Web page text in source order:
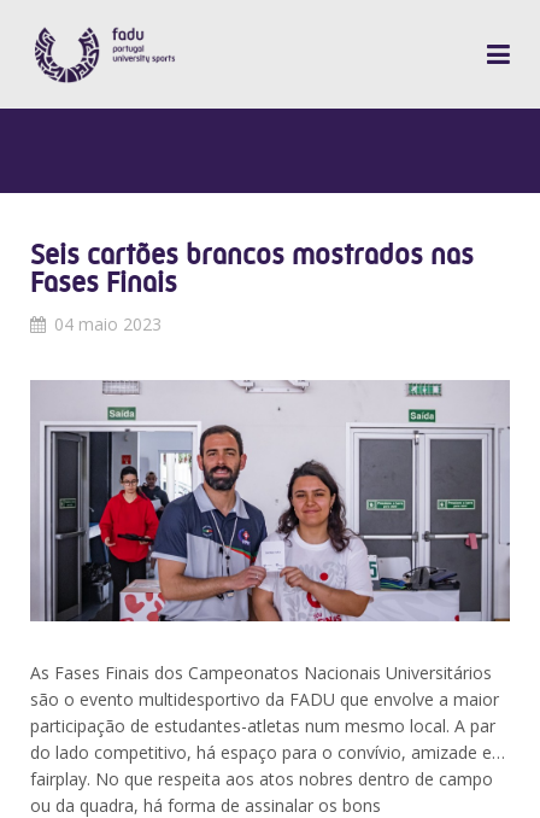
Seis cartões brancos mostrados nas
Fases Finais
04 maio 2023
As Fases Finais dos Campeonatos Nacionais Universitários
são o evento multidesportivo da FADU que envolve a maior
participação de estudantes-atletas num mesmo local. A par
do lado competitivo, há espaço para o convívio, amizade e…
fairplay. No que respeita aos atos nobres dentro de campo
ou da quadra, há forma de assinalar os bons